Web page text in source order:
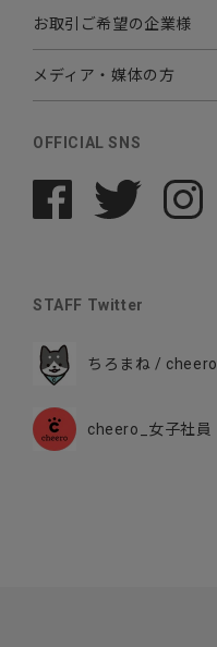
お取引ご希望の企業様
メディア・媒体の方
OFFICIAL SNS
STAFF Twitter
ちろまね / cheero
cheero_女子社員